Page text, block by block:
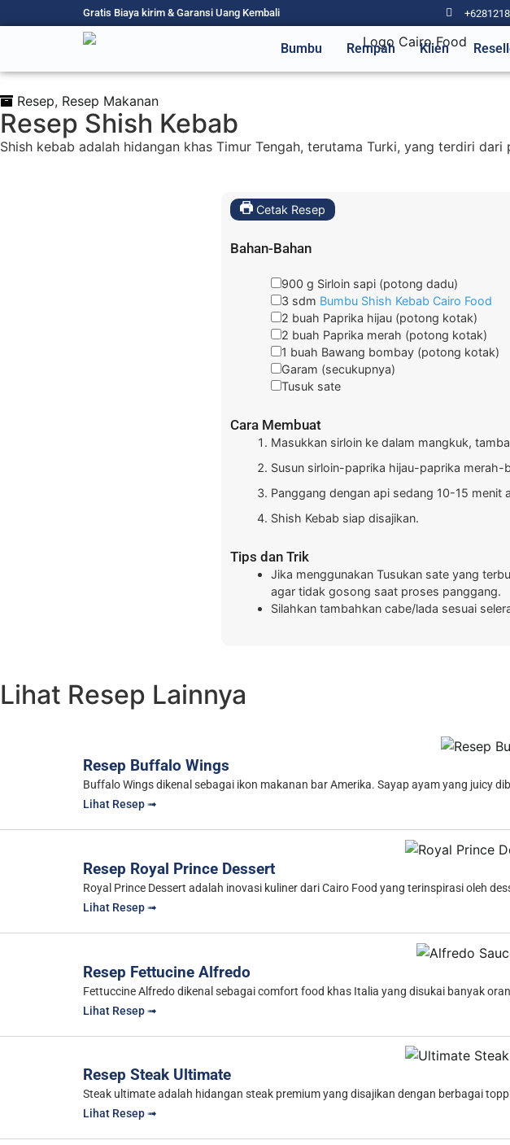
Gratis Biaya kirim & Garansi Uang Kembali
Bumbu Rempah Klien
Resep, Resep Makanan
Resep Shish Kebab
Shish kebab adalah hidangan khas Timur Tengah, terutama Turki, yang terdiri
Cetak Resep
Bahan-Bahan
900 g Sirloin sapi (potong dadu)
3 sdm Bumbu Shish Kebab Cairo Food
2 buah Paprika hijau (potong kotak)
2 buah Paprika merah (potong kotak)
1 buah Bawang bombay (potong kotak)
Garam (secukupnya)
Tusuk sate
Cara Membuat
Masukkan sirloin ke dalam mangkuk,
Susun sirloin-paprika hijau-paprika
Panggang dengan api sedang 10-15 menit
Shish Kebab siap disajikan.
Tips dan Trik
Jika menggunakan Tusukan sate yang
agar tidak gosong saat proses panggang.
Silahkan tambahkan cabe/lada sesuai
Lihat Resep Lainnya
Resep Buffalo Wings
Buffalo Wings dikenal sebagai ikon makanan bar Amerika. Sayap ayam yang juicy
Lihat Resep ➟
Resep Royal Prince Dessert
Royal Prince Dessert adalah inovasi kuliner dari Cairo Food yang terinspirasi oleh
Lihat Resep ➟
Resep Fettucine Alfredo
Fettuccine Alfredo dikenal sebagai comfort food khas Italia yang disukai banyak
Lihat Resep ➟
Resep Steak Ultimate
Steak ultimate adalah hidangan steak premium yang disajikan dengan berbagai
Lihat Resep ➟